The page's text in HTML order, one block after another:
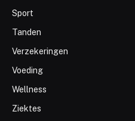
Sport
Tanden
Verzekeringen
Voeding
Wellness
Ziektes